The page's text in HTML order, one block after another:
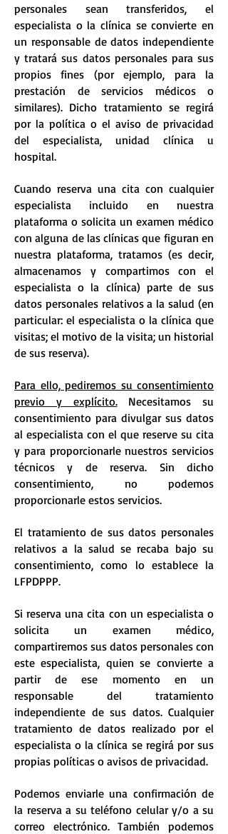
personales sean transferidos, el
especialista o la clínica se convierte en
un responsable de datos independiente
y tratará sus datos personales para sus
propios fines (por ejemplo, para la
prestación de servicios médicos o
similares). Dicho tratamiento se regirá
por la política o el aviso de privacidad
del especialista, unidad clínica u
hospital.
Cuando reserva una cita con cualquier
especialista incluido en nuestra
plataforma o solicita un examen médico
con alguna de las clínicas que figuran en
nuestra plataforma, tratamos (es decir,
almacenamos y compartimos con el
especialista o la clínica) parte de sus
datos personales relativos a la salud (en
particular: el especialista o la clínica que
visitas; el motivo de la visita; un historial
de sus reserva).
Para ello, pediremos su consentimiento
previo y explícito.Necesitamos su
consentimiento para divulgar sus datos
al especialista con el que reserve su cita
y para proporcionarle nuestros servicios
técnicos y de reserva. Sin dicho
consentimiento, no podemos
proporcionarle estos servicios.
El tratamiento de sus datos personales
relativos a la salud se recaba bajo su
consentimiento, como lo establece la
LFPDPPP.
Si reserva una cita con un especialista o
solicita un examen médico,
compartiremos sus datos personales con
este especialista, quien se convierte a
partir de ese momento en un
responsable del tratamiento
independiente de sus datos. Cualquier
tratamiento de datos realizado por el
especialista o la clínica se regirá por sus
propias políticas o avisos de privacidad.
Podemos enviarle una confirmación de
la reserva a su teléfono celular y/o a su
correo electrónico. También podemos